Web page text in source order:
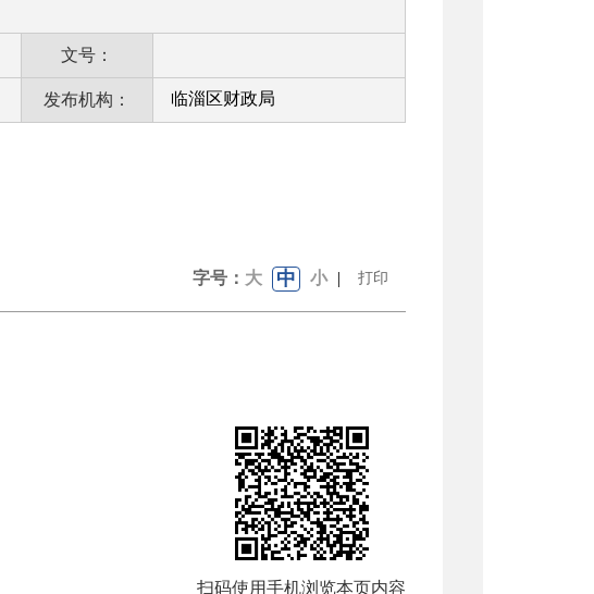
文号：
发布机构： 临淄区财政局
字号： 大 中 小 | 打印
扫码使用手机浏览本页内容